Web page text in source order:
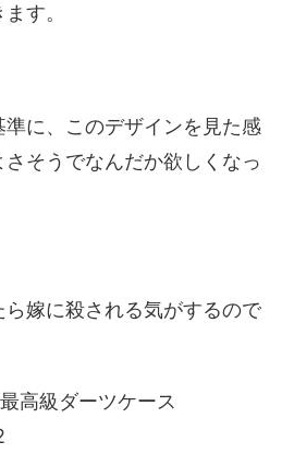
す。
に、このデザインを見た感
そうでなんだか欲しくなっ
ら嫁に殺される気がするので
高級ダーツケース